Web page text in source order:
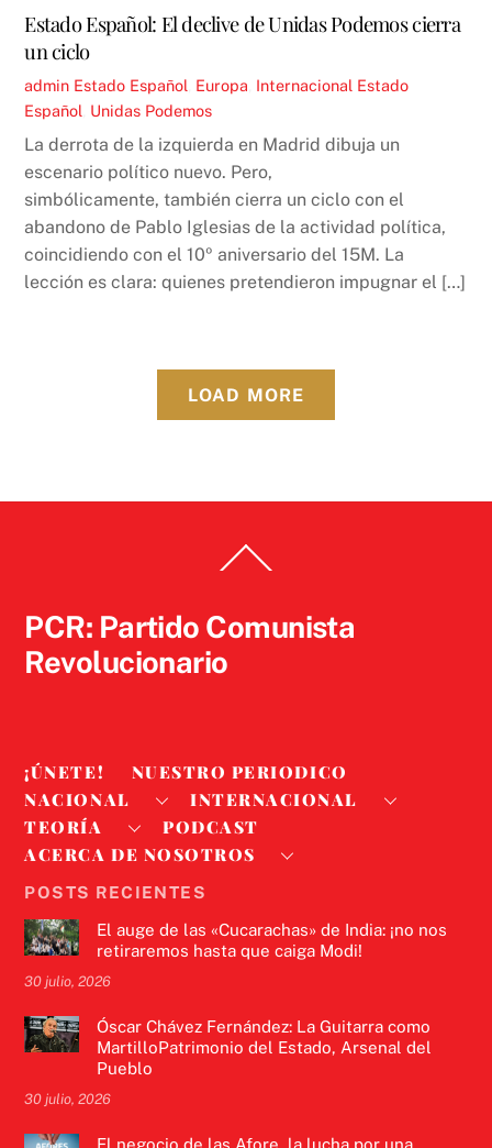
Estado Español: El declive de Unidas Podemos cierra
un ciclo
admin Estado Español Europa Internacional Estado
Español Unidas Podemos
La derrota de la izquierda en Madrid dibuja un
escenario político nuevo. Pero,
simbólicamente, también cierra un ciclo con el
abandono de Pablo Iglesias de la actividad política,
coincidiendo con el 10º aniversario del 15M. La
lección es clara: quienes pretendieron impugnar el […]
LOAD MORE
To
PCR: Partido Comunista
Revolucionario
¡ÚNETE!
NUESTRO PERIODICO
NACIONAL
INTERNACIONAL
TEORÍA
PODCAST
ACERCA DE NOSOTROS
POSTS RECIENTES
El auge de las «Cucarachas» de India: ¡no nos
retiraremos hasta que caiga Modi!
30 julio, 2026
Óscar Chávez Fernández: La Guitarra como
MartilloPatrimonio del Estado, Arsenal del
Pueblo
30 julio, 2026